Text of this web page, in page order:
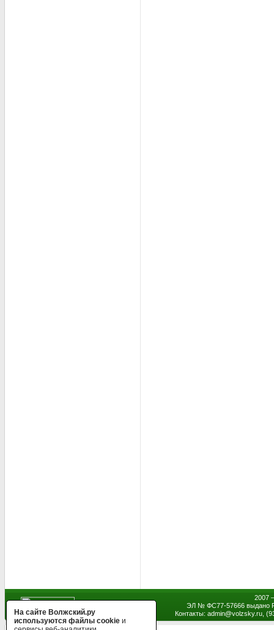
2007
ЭЛ № ФС77-57666 выдано
Контакты: admin@volzsky.ru,
На сайте Волжский.ру
используются файлы cookie и